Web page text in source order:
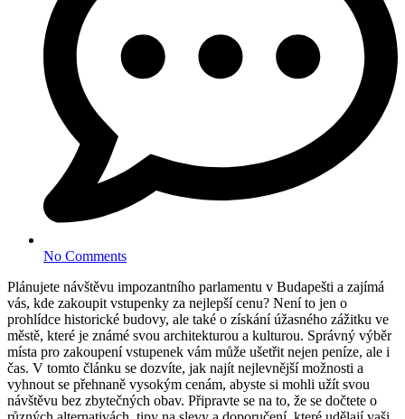
No Comments
Plánujete návštěvu impozantního parlamentu v Budapešti a zajímá
vás, kde zakoupit vstupenky za nejlepší cenu? Není to jen o
prohlídce historické budovy, ale také o získání úžasného zážitku ve
městě, které je známé svou architekturou a kulturou. Správný výběr
místa pro zakoupení vstupenek vám může ušetřit nejen peníze, ale i
čas. V tomto článku se dozvíte, jak najít nejlevnější možnosti a
vyhnout se přehnaně vysokým cenám, abyste si mohli užít svou
návštěvu bez zbytečných obav. Připravte se na to, že se dočtete o